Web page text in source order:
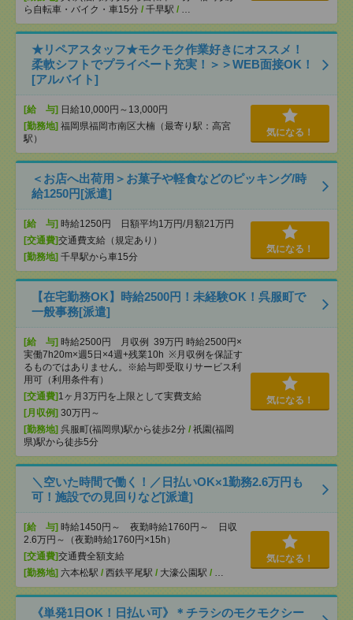
ら自転車・バイク・車15分 / 千早駅 / …
★リペアスタッフ★モクモク作業好きにオススメ！
柔軟シフトでプライベート充実！＞＞WEB面接OK！
[アルバイト]
[給 与] 日給10,000円～13,000円
[勤務地] 福岡県福岡市南区大楠（最寄り駅：高宮
駅）
気になる！
＜お店へ出荷用＞お菓子や軽食などのピッキング/時
給1250円[派遣]
[給 与] 時給1250円 日額平均1万円/月額21万円
[交通費]交通費支給（規定あり）
[勤務地] 千早駅から車15分
気になる！
【在宅勤務OK】時給2500円！未経験OK！呉服町で
一般事務[派遣]
[給 与] 時給2500円 月収例 39万円 時給2500円×
実働7h20m×週5日×4週+残業10h ※月収例を保証す
るものではありません。※給与即受取りサービス利
用可（利用条件有）
[交通費] 1ヶ月3万円を上限として実費支給
[月収例] 30万円～
[勤務地] 呉服町(福岡県)駅から徒歩2分 / 祇園(福岡
県)駅から徒歩5分
気になる！
＼空いた時間で働く！／日払いOK×1勤務2.6万円も
可！施設での見回りなど[派遣]
[給 与] 時給1450円～ 夜勤時給1760円～ 日収
2.6万円～（夜勤時給1760円×15h）
[交通費]交通費全額支給
[勤務地] 六本松駅 / 西鉄平尾駅 / 大濠公園駅 / …
気になる！
《単発1日OK！日払い可》＊チラシのモクモクシー